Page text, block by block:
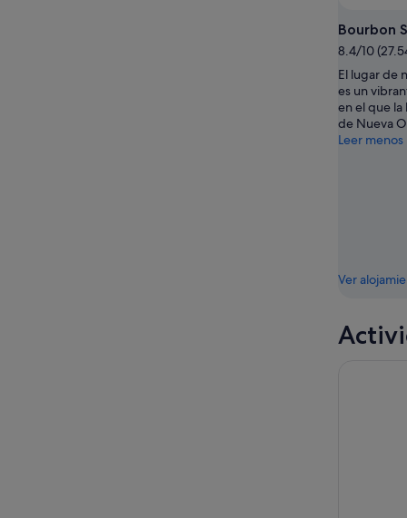
9
ago
14
ago
-
16
ago
Bourbon
8.4/10
El lugar de
es un
en el que la
de Nueva
Leer menos
Ver